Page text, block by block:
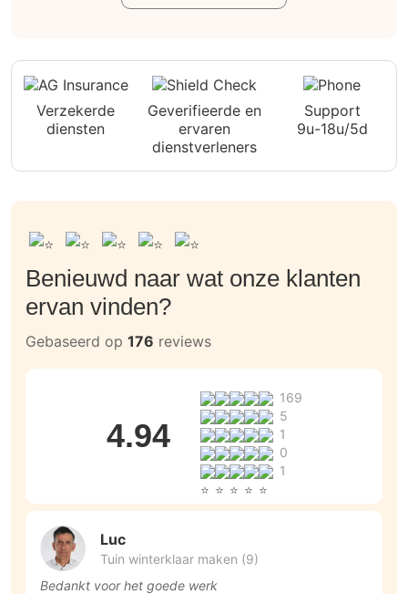
Verzekerde
diensten
Geverifieerde en
ervaren
dienstverleners
Support
9u-18u/5d
Benieuwd naar wat onze klanten
ervan vinden?
Gebaseerd op 176 reviews
4.94
169
5
1
0
1
Luc
Tuin winterklaar maken (9)
Bedankt voor het goede werk